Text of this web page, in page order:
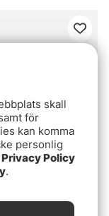
45g,
skall
för
kan komma
personlig
Privacy Policy
.